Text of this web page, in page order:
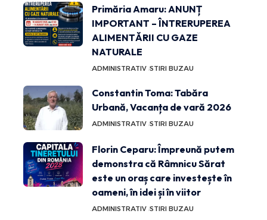
Primăria Amaru: ANUNȚ
IMPORTANT – ÎNTRERUPEREA
ALIMENTĂRII CU GAZE
NATURALE
ADMINISTRATIV STIRI BUZAU
Constantin Toma: Tabăra
Urbană, Vacanța de vară 2026
ADMINISTRATIV STIRI BUZAU
Florin Ceparu: Împreună putem
demonstra că Râmnicu Sărat
este un oraș care investește în
oameni, în idei și în viitor
ADMINISTRATIV STIRI BUZAU